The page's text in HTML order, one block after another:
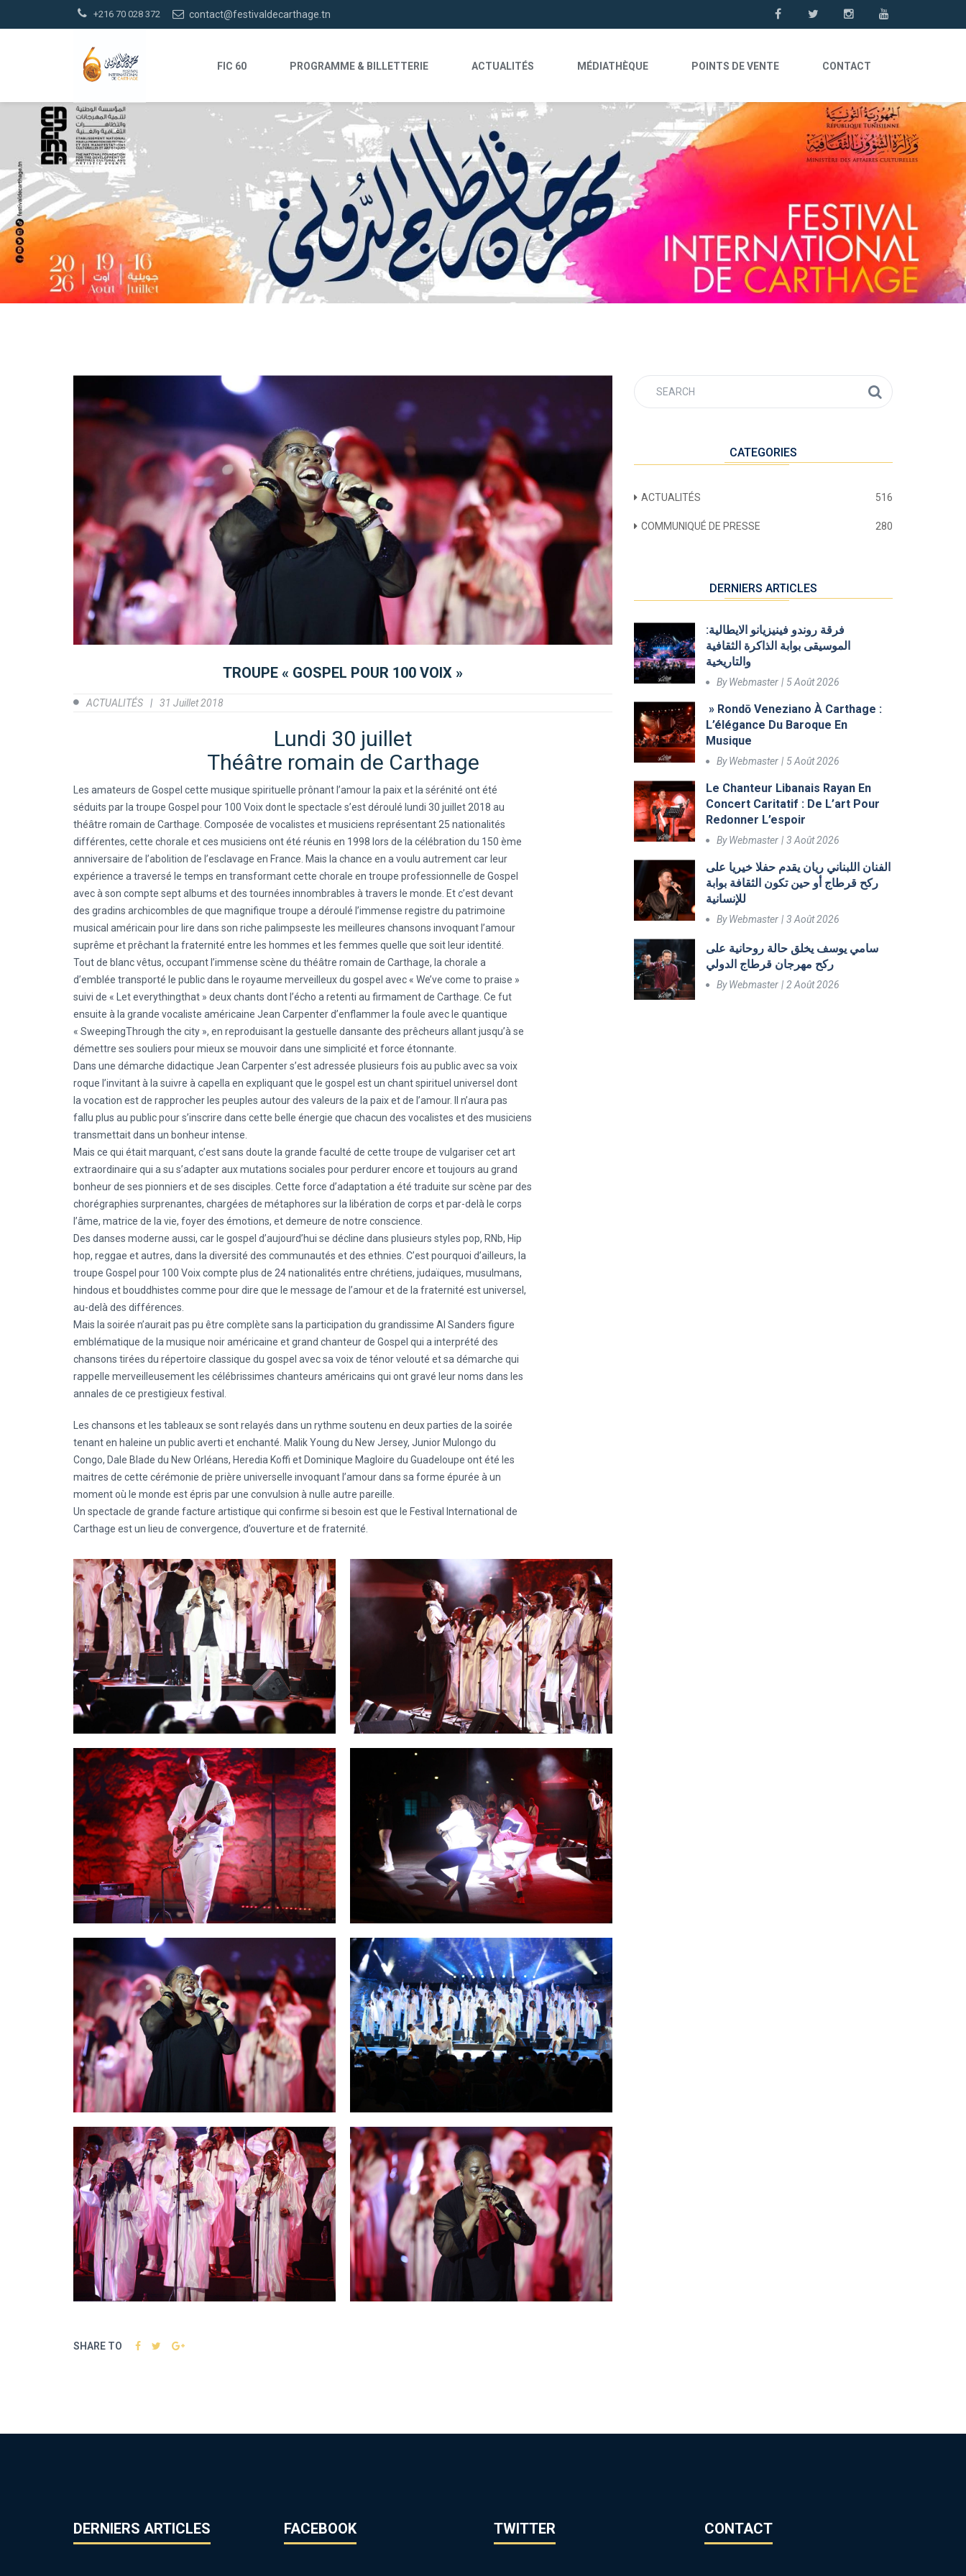
+216 70 028 372 contact@festivaldecarthage.tn
FIC 60 PROGRAMME & BILLETTERIE ACTUALITÉS MÉDIATHÈQUE POINTS DE VENTE CONTACT
TROUPE « GOSPEL POUR 100 VOIX »
ACTUALITÉS 31 Juillet 2018
Lundi 30 juillet
Théâtre romain de Carthage
Les amateurs de Gospel cette musique spirituelle prônant l’amour la paix et la sérénité ont été
séduits par la troupe Gospel pour 100 Voix dont le spectacle s’est déroulé lundi 30 juillet 2018 au
théâtre romain de Carthage. Composée de vocalistes et musiciens représentant 25 nationalités
différentes, cette chorale et ces musiciens ont été réunis en 1998 lors de la célébration du 150 ème
anniversaire de l’abolition de l’esclavage en France. Mais la chance en a voulu autrement car leur
expérience a traversé le temps en transformant cette chorale en troupe professionnelle de Gospel
avec à son compte sept albums et des tournées innombrables à travers le monde. Et c’est devant
des gradins archicombles de que magnifique troupe a déroulé l’immense registre du patrimoine
musical américain pour lire dans son riche palimpseste les meilleures chansons invoquant l’amour
suprême et prêchant la fraternité entre les hommes et les femmes quelle que soit leur identité.
Tout de blanc vêtus, occupant l’immense scène du théâtre romain de Carthage, la chorale a
d’emblée transporté le public dans le royaume merveilleux du gospel avec « We’ve come to praise »
suivi de « Let everythingthat » deux chants dont l’écho a retenti au firmament de Carthage. Ce fut
ensuite à la grande vocaliste américaine Jean Carpenter d’enflammer la foule avec le quantique
« SweepingThrough the city », en reproduisant la gestuelle dansante des prêcheurs allant jusqu’à se
démettre ses souliers pour mieux se mouvoir dans une simplicité et force étonnante.
Dans une démarche didactique Jean Carpenter s’est adressée plusieurs fois au public avec sa voix
roque l’invitant à la suivre à capella en expliquant que le gospel est un chant spirituel universel dont
la vocation est de rapprocher les peuples autour des valeurs de la paix et de l’amour. Il n’aura pas
fallu plus au public pour s’inscrire dans cette belle énergie que chacun des vocalistes et des musiciens
transmettait dans un bonheur intense.
Mais ce qui était marquant, c’est sans doute la grande faculté de cette troupe de vulgariser cet art
extraordinaire qui a su s’adapter aux mutations sociales pour perdurer encore et toujours au grand
bonheur de ses pionniers et de ses disciples. Cette force d’adaptation a été traduite sur scène par des
chorégraphies surprenantes, chargées de métaphores sur la libération de corps et par-delà le corps
l’âme, matrice de la vie, foyer des émotions, et demeure de notre conscience.
Des danses moderne aussi, car le gospel d’aujourd’hui se décline dans plusieurs styles pop, RNb, Hip
hop, reggae et autres, dans la diversité des communautés et des ethnies. C’est pourquoi d’ailleurs, la
troupe Gospel pour 100 Voix compte plus de 24 nationalités entre chrétiens, judaïques, musulmans,
hindous et bouddhistes comme pour dire que le message de l’amour et de la fraternité est universel,
au-delà des différences.
Mais la soirée n’aurait pas pu être complète sans la participation du grandissime Al Sanders figure
emblématique de la musique noir américaine et grand chanteur de Gospel qui a interprété des
chansons tirées du répertoire classique du gospel avec sa voix de ténor velouté et sa démarche qui
rappelle merveilleusement les célébrissimes chanteurs américains qui ont gravé leur noms dans les
annales de ce prestigieux festival.
Les chansons et les tableaux se sont relayés dans un rythme soutenu en deux parties de la soirée
tenant en haleine un public averti et enchanté. Malik Young du New Jersey, Junior Mulongo du
Congo, Dale Blade du New Orléans, Heredia Koffi et Dominique Magloire du Guadeloupe ont été les
maitres de cette cérémonie de prière universelle invoquant l’amour dans sa forme épurée à un
moment où le monde est épris par une convulsion à nulle autre pareille.
Un spectacle de grande facture artistique qui confirme si besoin est que le Festival International de
Carthage est un lieu de convergence, d’ouverture et de fraternité.
SHARE TO
CATEGORIES
ACTUALITÉS 516
COMMUNIQUÉ DE PRESSE 280
DERNIERS ARTICLES
فرقة روندو فينيزيانو الايطالية:
الموسيقى بوابة الذاكرة الثقافية
والتاريخية
ByWebmaster 5 Août 2026
» Rondō Veneziano À Carthage :
L’élégance Du Baroque En
Musique
ByWebmaster 5 Août 2026
Le Chanteur Libanais Rayan En
Concert Caritatif : De L’art Pour
Redonner L’espoir
ByWebmaster 3 Août 2026
الفنان اللبناني ريان يقدم حفلا خيريا على
ركح قرطاج أو حين تكون الثقافة بوابة
للإنسانية
ByWebmaster 3 Août 2026
سامي يوسف يخلق حالة روحانية على
ركح مهرجان قرطاج الدولي
ByWebmaster 2 Août 2026
DERNIERS ARTICLES FACEBOOK TWITTER CONTACT